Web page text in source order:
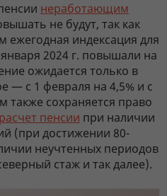
неработающим
не будут, так как
ежегодная индексация для
2024 г. повышали на
ожидается только в
— с 1 февраля на 4,5% и с
также сохраняется право
пенсии при наличии
(при достижении 80-
неучтенных периодов
стаж и так далее).